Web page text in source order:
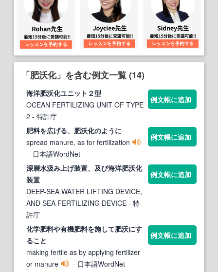
「肥沃化」を含む例文一覧 (14)
海洋肥沃化ユニット２型
OCEAN FERTILIZING UNIT OF TYPE
2 - 特許庁
例文帳に追加
肥料を広げる、 肥沃化のように
spread manure, as for fertilization
- 日本語WordNet
例文帳に追加
深層水汲み上げ装置、及び海洋肥沃化
装置
DEEP-SEA WATER LIFTING DEVICE,
AND SEA FERTILIZING DEVICE - 特
許庁
例文帳に追加
化学肥料や有機肥料を施して肥沃にす
ること
making fertile as by applying fertilizer
or manure
- 日本語WordNet
例文帳に追加